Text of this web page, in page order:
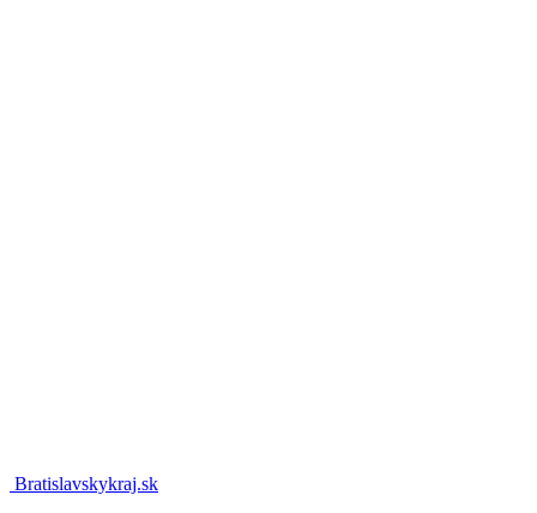
Bratislavskykraj.sk